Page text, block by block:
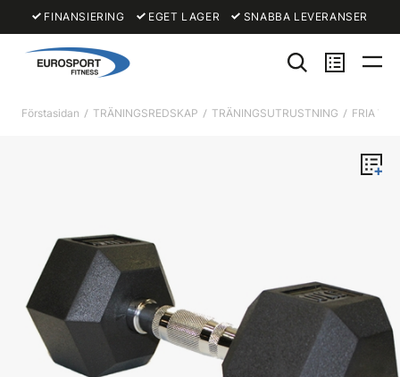
FINANSIERING EGET LAGER SNABBA LEVERANSER
Förstasidan TRÄNINGSREDSKAP TRÄNINGSUTRUSTNING FRIA